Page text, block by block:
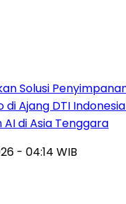
Solusi
di Ajang DTI
di Asia Tenggara
- 04:14 WIB